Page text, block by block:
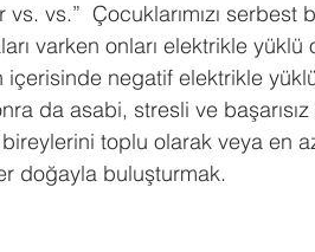
vs.”  Çocuklarımızı serbest
varken onları elektrikle yüklü
negatif elektrikle
da asabi, stresli ve
toplu olarak veya en
doğayla buluşturmak.